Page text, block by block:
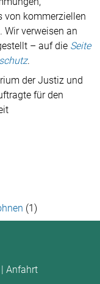
von kommerziellen
Wir verweisen an
– auf die Seite
.
der Justiz und
für den
(1)
Anfahrt